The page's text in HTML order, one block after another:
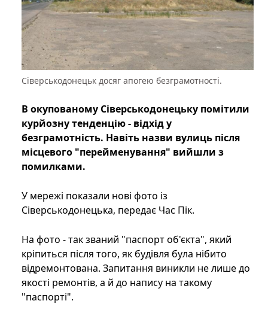
Сіверськодонецьк досяг апогею безграмотності.
В окупованому Сіверськодонецьку помітили
курйозну тенденцію - відхід у
безграмотність. Навіть назви вулиць після
місцевого "перейменування" вийшли з
помилками.
У мережі показали нові фото із
Сіверськодонецька, передає Час Пік.
На фото - так званий "паспорт об'єкта", який
кріпиться після того, як будівля була нібито
відремонтована. Запитання виникли не лише до
якості ремонтів, а й до напису на такому
"паспорті".